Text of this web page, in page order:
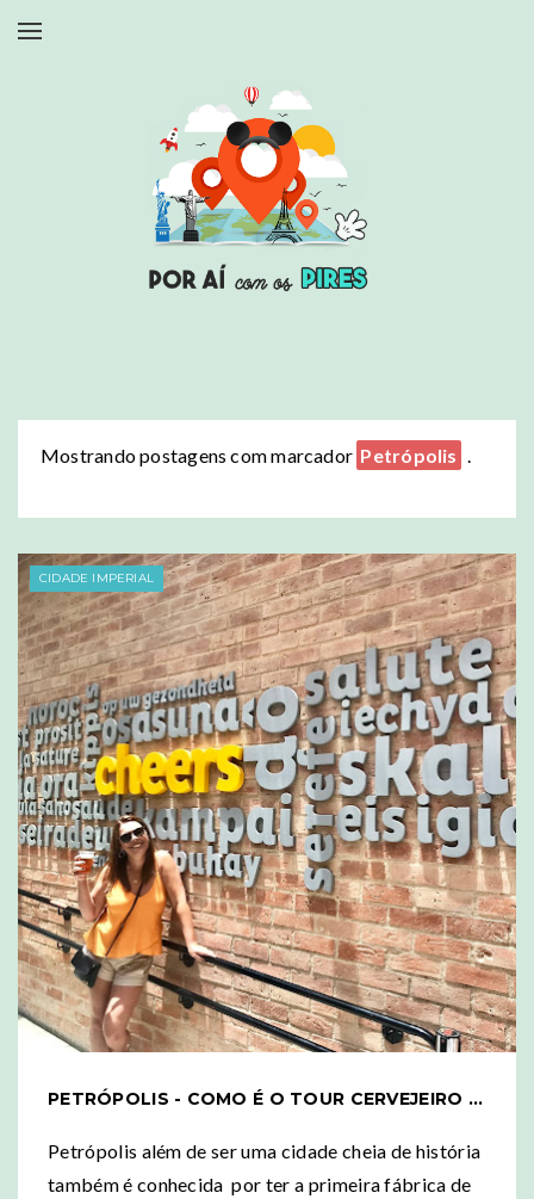
Mostrando postagens com marcador Petrópolis
CIDADE IMPERIAL
PETRÓPOLIS - COMO É O TOUR CERVEJEIRO NA BOHEMIA?
Petrópolis além de ser uma cidade cheia de história
também é conhecida por ter a primeira fábrica de